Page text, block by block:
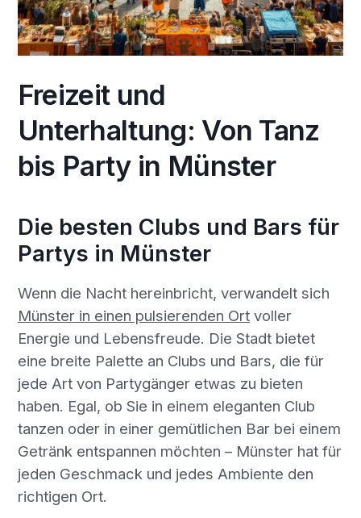
Freizeit und
Unterhaltung: Von Tanz
bis Party in Münster
Die besten Clubs und Bars für
Partys in Münster
Wenn die Nacht hereinbricht, verwandelt sich
Münster in einen pulsierenden Ortvoller
Energie und Lebensfreude. Die Stadt bietet
eine breite Palette an Clubs und Bars, die für
jede Art von Partygänger etwas zu bieten
haben. Egal, ob Sie in einem eleganten Club
tanzen oder in einer gemütlichen Bar bei einem
Getränk entspannen möchten – Münster hat für
jeden Geschmack und jedes Ambiente den
richtigen Ort.